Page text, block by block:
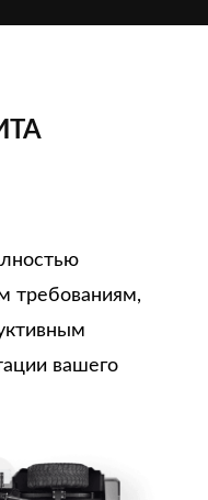
требованиям,
вашего